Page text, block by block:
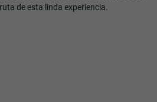
de esta linda experiencia.